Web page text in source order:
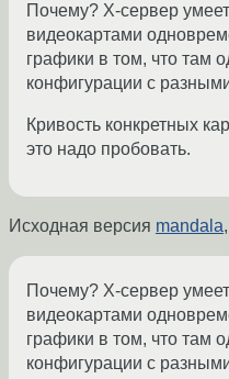
Почему? Х-сервер
видеокартами
графики в том, что там
конфигурации с
Кривость конкретных
это надо пробовать.
Исходная версия mandala,
Почему? Х-сервер
видеокартами
графики в том, что там
конфигурации с